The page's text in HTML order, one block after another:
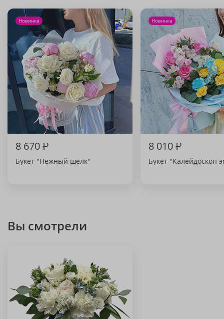
Новинка
8 670₽
Букет "Нежный шелк"
Новинка
8 010₽
Букет "Калейдоскоп
Вы смотрели